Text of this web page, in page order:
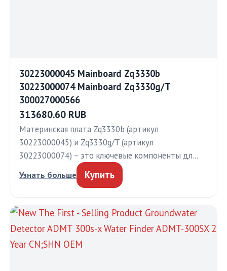
30223000045 Mainboard Zq3330b
30223000074 Mainboard Zq3330g/T
300027000566
313680.60 RUB
Материнская плата Zq3330b (артикул
30223000045) и Zq3330g/T (артикул
30223000074) – это ключевые компоненты дл…
Узнать больше Купить